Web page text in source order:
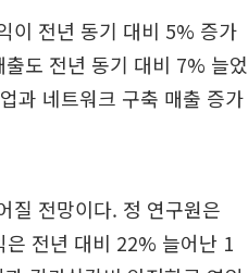
이 전년 동기 대비 5% 증가
도 전년 동기 대비 7% 늘었
과 네트워크 구축 매출 증가
질 전망이다. 정 연구원은
전년 대비 22% 늘어난 1